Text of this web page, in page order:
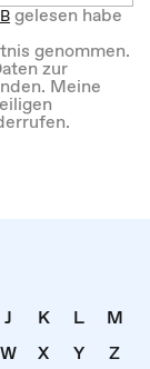
gelesen habe
genommen.
zur
Meine
J K L
M
W X Y
Z